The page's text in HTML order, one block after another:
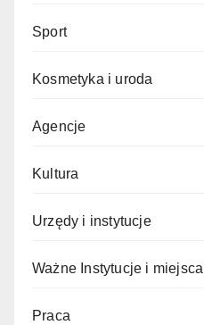
Sport
Kosmetyka i uroda
Agencje
Kultura
Urzędy i instytucje
Ważne Instytucje i miejsca
Praca